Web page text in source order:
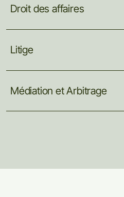
Droit des affaires
Litige
Médiation et Arbitrage